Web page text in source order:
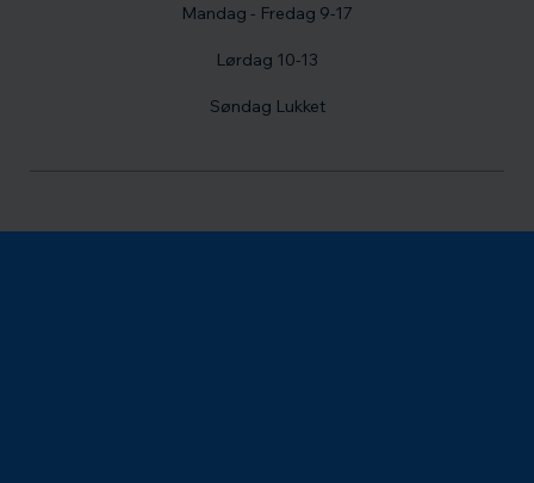
Mandag - Fredag 9-17
Lørdag 10-13
Søndag Lukket